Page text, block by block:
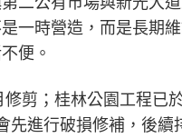
一時營造，而是長期
便。
剪；桂林公園工程已
進行破損修補，後續